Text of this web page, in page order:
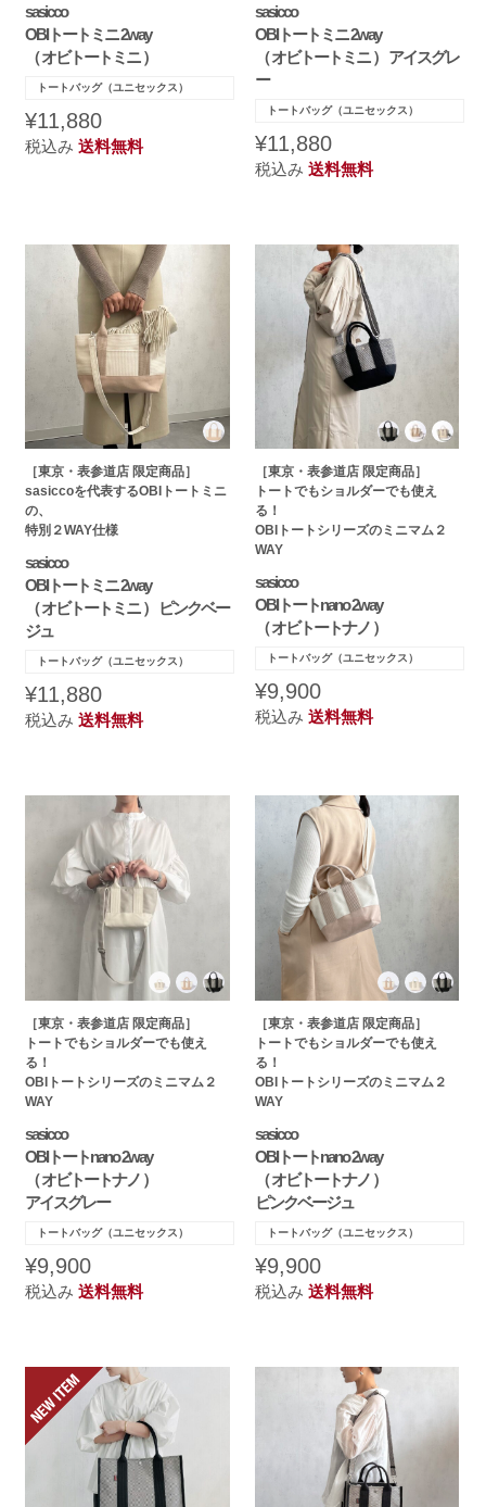
sasicco
OBIトートミニ 2way
（ オビトートミニ ）
トートバッグ（ユニセックス）
¥11,880
税込み送料無料
sasicco
OBIトートミニ 2way
（ オビトートミニ ） アイスグレ
ー
トートバッグ（ユニセックス）
¥11,880
税込み送料無料
［東京・表参道店 限定商品］
sasiccoを代表するOBIトートミニ
の、
特別２WAY仕様
sasicco
OBIトートミニ 2way
（ オビトートミニ ） ピンクベー
ジュ
トートバッグ（ユニセックス）
¥11,880
税込み送料無料
［東京・表参道店 限定商品］
トートでもショルダーでも使え
る！
OBIトートシリーズのミニマム２
WAY
sasicco
OBIトートnano 2way
（ オビトートナノ ）
トートバッグ（ユニセックス）
¥9,900
税込み送料無料
［東京・表参道店 限定商品］
トートでもショルダーでも使え
る！
OBIトートシリーズのミニマム２
WAY
sasicco
OBIトートnano 2way
（ オビトートナノ ）
アイスグレー
トートバッグ（ユニセックス）
¥9,900
税込み送料無料
［東京・表参道店 限定商品］
トートでもショルダーでも使え
る！
OBIトートシリーズのミニマム２
WAY
sasicco
OBIトートnano 2way
（ オビトートナノ ）
ピンクベージュ
トートバッグ（ユニセックス）
¥9,900
税込み送料無料